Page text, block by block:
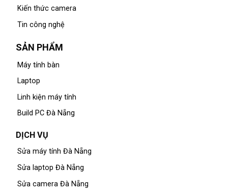
Kiến thức camera
Tin công nghệ
SẢN PHẨM
Máy tính bàn
Laptop
Linh kiện máy tính
Build PC Đà Nẵng
DỊCH VỤ
Sửa máy tính Đà Nẵng
Sửa laptop Đà Nẵng
Sửa camera Đà Nẵng